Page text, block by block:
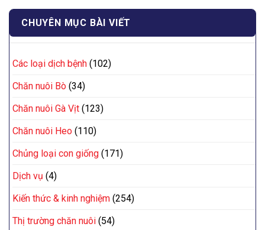
CHUYÊN MỤC BÀI VIẾT
Các loại dịch bệnh (102)
Chăn nuôi Bò (34)
Chăn nuôi Gà Vịt (123)
Chăn nuôi Heo (110)
Chủng loại con giống (171)
Dịch vụ (4)
Kiến thức & kinh nghiệm (254)
Thị trường chăn nuôi (54)